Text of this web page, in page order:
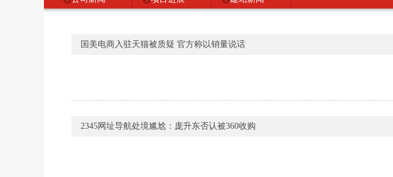
国美电商入驻天猫被质疑 官方称以销量说话
2345网址导航处境尴尬：庞升东否认被360收购